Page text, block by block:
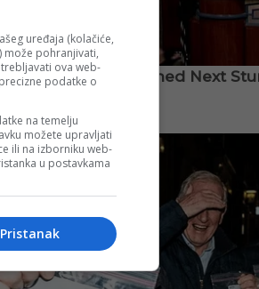
uređaja (kolačiće,
može pohranjivati,
ova web-
podatke o
na temelju
možete upravljati
ili na izborniku web-
u postavkama
Pristanak